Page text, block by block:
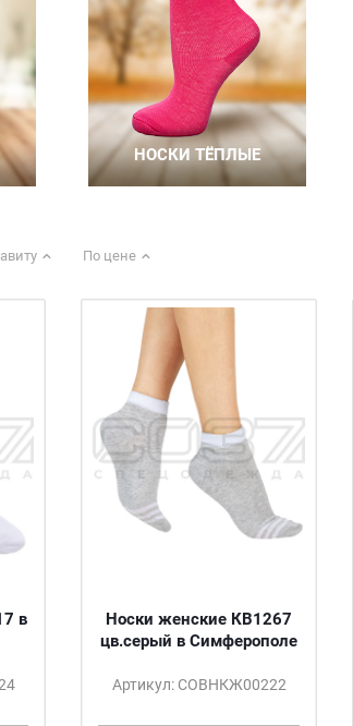
По цене
в
Носки женские КВ1267
цв.серый в Симферополе
Артикул: СОВНКЖ00222